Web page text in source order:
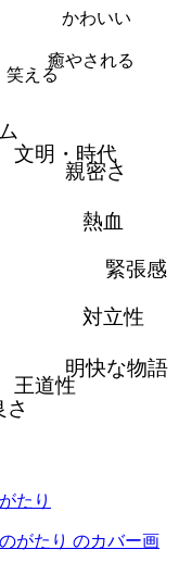
かわいい
癒やされる
笑える
文明・時代
親密さ
熱血
緊張感
対立性
明快な物語
王道性
さ
たり